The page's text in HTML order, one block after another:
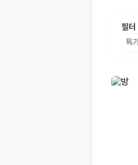
제주 렌트카는 차량 인수 위치와 셔
혼자 또는 2인 여행에 적합하
가족 여행, 짐이 많은 여행, 장
필터
특